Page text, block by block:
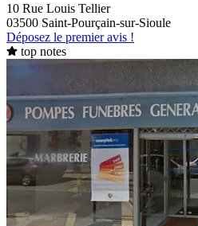
10 Rue Louis Tellier
03500 Saint-Pourçain-sur-Sioule
Déposez le premier avis !
top notes